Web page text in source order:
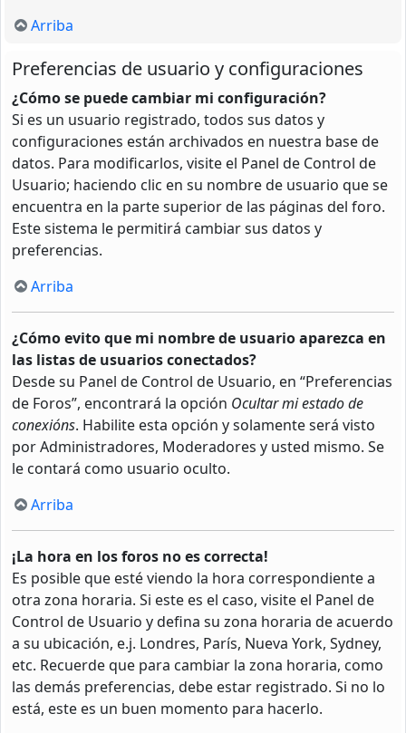
Arriba
Preferencias de usuario y configuraciones
¿Cómo se puede cambiar mi configuración?
Si es un usuario registrado, todos sus datos y
configuraciones están archivados en nuestra base de
datos. Para modificarlos, visite el Panel de Control de
Usuario; haciendo clic en su nombre de usuario que se
encuentra en la parte superior de las páginas del foro.
Este sistema le permitirá cambiar sus datos y
preferencias.
Arriba
¿Cómo evito que mi nombre de usuario aparezca en
las listas de usuarios conectados?
Desde su Panel de Control de Usuario, en “Preferencias
de Foros”, encontrará la opción Ocultar mi estado de
conexións. Habilite esta opción y solamente será visto
por Administradores, Moderadores y usted mismo. Se
le contará como usuario oculto.
Arriba
¡La hora en los foros no es correcta!
Es posible que esté viendo la hora correspondiente a
otra zona horaria. Si este es el caso, visite el Panel de
Control de Usuario y defina su zona horaria de acuerdo
a su ubicación, e.j. Londres, París, Nueva York, Sydney,
etc. Recuerde que para cambiar la zona horaria, como
las demás preferencias, debe estar registrado. Si no lo
está, este es un buen momento para hacerlo.